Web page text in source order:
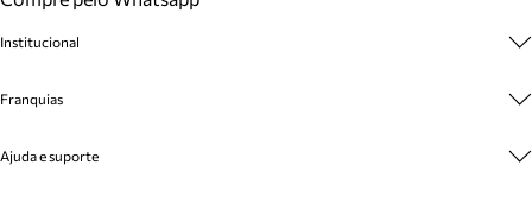
Institucional
Cashback
Venda Corporativa
Franquias
Plano de Negócio
Ajuda e suporte